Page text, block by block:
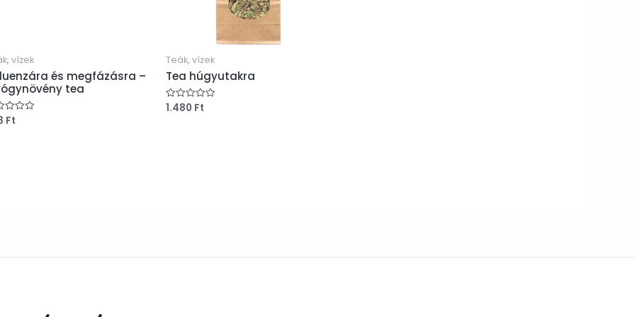
vízek
és megfázásra –
tea
Ft
Teák, vízek
Tea húgyutakra
Értékelés:
1.480 Ft